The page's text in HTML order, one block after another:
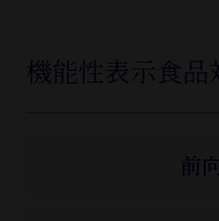
機能性表示食品
前